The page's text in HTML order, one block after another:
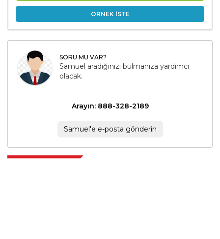
ÖRNEK İSTE
SORU MU VAR?
Samuel aradığınızı bulmanıza yardımcı
olacak.
Arayın: 888-328-2189
Samuel'e e-posta gönderin